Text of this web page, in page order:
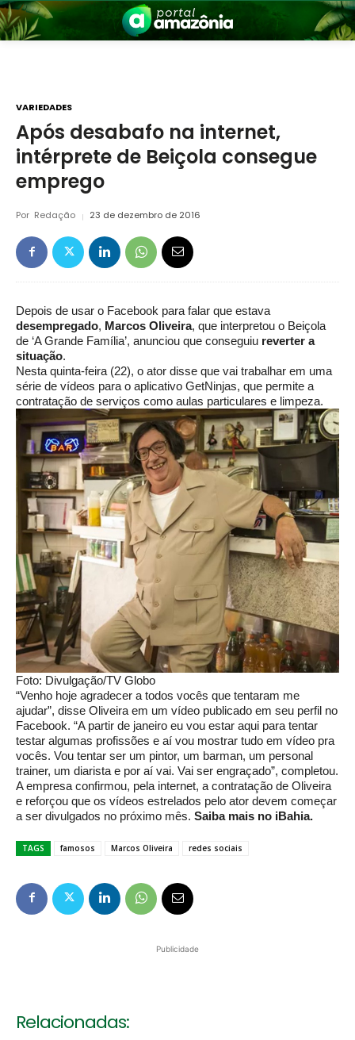
Amazônia
VARIEDADES
Após desabafo na internet,
intérprete de Beiçola consegue
emprego
Por Redação 23 de dezembro de 2016
Depois de usar o Facebook para falar que estava
desempregado, Marcos Oliveira, que interpretou o Beiçola
de ‘A Grande Família’, anunciou que conseguiu reverter a
situação.
Nesta quinta-feira (22), o ator disse que vai trabalhar em uma
série de vídeos para o aplicativo GetNinjas, que permite a
contratação de serviços como aulas particulares e limpeza.
Foto: Divulgação/TV Globo
“Venho hoje agradecer a todos vocês que tentaram me
ajudar”, disse Oliveira em um vídeo publicado em seu perfil no
Facebook. “A partir de janeiro eu vou estar aqui para tentar
testar algumas profissões e aí vou mostrar tudo em vídeo pra
vocês. Vou tentar ser um pintor, um barman, um personal
trainer, um diarista e por aí vai. Vai ser engraçado”, completou.
A empresa confirmou, pela internet, a contratação de Oliveira
e reforçou que os vídeos estrelados pelo ator devem começar
a ser divulgados no próximo mês. Saiba mais no iBahia.
TAGS famosos Marcos Oliveira redes sociais
Publicidade
Relacionadas: